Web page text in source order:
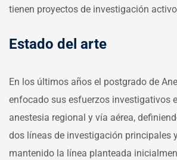
tienen proyectos de investigación
Estado del arte
En los últimos años el postgrado de
enfocado sus esfuerzos investigativos
anestesia regional y vía aérea,
dos líneas de investigación principales
mantenido la línea planteada